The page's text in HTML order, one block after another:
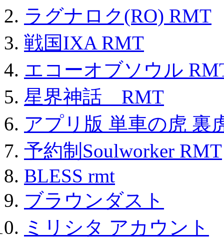
ラグナロク(RO) RMT
戦国IXA RMT
エコーオブソウル
星界神話 RMT
アプリ版 単車の虎 裏
予約制Soulworker RMT
BLESS rmt
ブラウンダスト
ミリシタ アカウント